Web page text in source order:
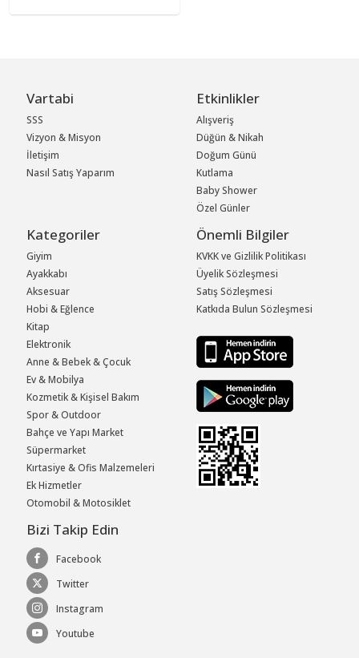
Vartabi
SSS
Vizyon & Misyon
İletişim
Nasıl Satış Yaparım
Etkinlikler
Alışveriş
Düğün & Nikah
Doğum Günü
Kutlama
Baby Shower
Özel Günler
Kategoriler
Giyim
Ayakkabı
Aksesuar
Hobi & Eğlence
Kitap
Elektronik
Anne & Bebek & Çocuk
Ev & Mobilya
Kozmetik & Kişisel Bakım
Spor & Outdoor
Bahçe ve Yapı Market
Süpermarket
Kırtasiye & Ofis Malzemeleri
Ek Hizmetler
Otomobil & Motosiklet
Önemli Bilgiler
KVKK ve Gizlilik Politikası
Üyelik Sözleşmesi
Satış Sözleşmesi
Katkıda Bulun Sözleşmesi
Bizi Takip Edin
Facebook
Twitter
Instagram
Youtube